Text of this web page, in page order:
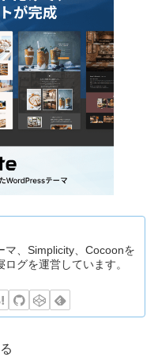
マ、Simplicity、Cocoonを
グを運営しています。